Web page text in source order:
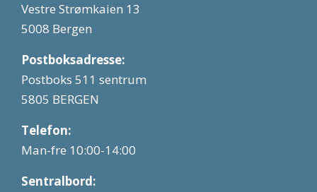
Vestre Strømkaien 13
5008 Bergen
Postboksadresse:
Postboks 511 sentrum
5805 BERGEN
Telefon:
Man-fre 10:00-14:00
Sentralbord: